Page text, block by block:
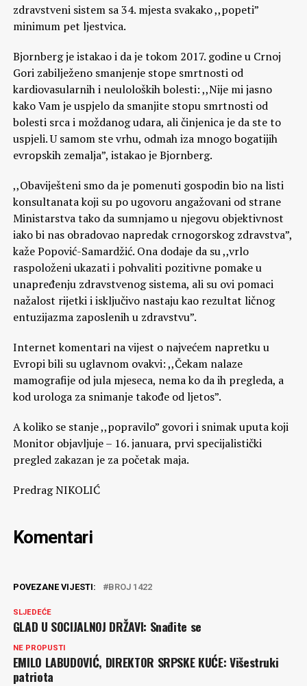
zdravstveni sistem sa 34. mjesta svakako ,,popeti”
minimum pet ljestvica.
Bjornberg je istakao i da je tokom 2017. godine u Crnoj
Gori zabilježeno smanjenje stope smrtnosti od
kardiovasularnih i neuloloških bolesti: ,,Nije mi jasno
kako Vam je uspjelo da smanjite stopu smrtnosti od
bolesti srca i moždanog udara, ali činjenica je da ste to
uspjeli. U samom ste vrhu, odmah iza mnogo bogatijih
evropskih zemalja”, istakao je Bjornberg.
,,Obaviješteni smo da je pomenuti gospodin bio na listi
konsultanata koji su po ugovoru angažovani od strane
Ministarstva tako da sumnjamo u njegovu objektivnost
iako bi nas obradovao napredak crnogorskog zdravstva”,
kaže Popović-Samardžić. Ona dodaje da su ,,vrlo
raspoloženi ukazati i pohvaliti pozitivne pomake u
unapređenju zdravstvenog sistema, ali su ovi pomaci
nažalost rijetki i isključivo nastaju kao rezultat ličnog
entuzijazma zaposlenih u zdravstvu”.
Internet komentari na vijest o najvećem napretku u
Evropi bili su uglavnom ovakvi: ,,Čekam nalaze
mamografije od jula mjeseca, nema ko da ih pregleda, a
kod urologa za snimanje takođe od ljetos”.
A koliko se stanje ,,popravilo” govori i snimak uputa koji
Monitor objavljuje – 16. januara, prvi specijalistički
pregled zakazan je za početak maja.
Predrag NIKOLIĆ
Komentari
POVEZANE VIJESTI: BROJ 1422
SLJEDEĆE
GLAD U SOCIJALNOJ DRŽAVI: Snađite se
NE PROPUSTI
EMILO LABUDOVIĆ, DIREKTOR SRPSKE KUĆE: Višestruki
patriota